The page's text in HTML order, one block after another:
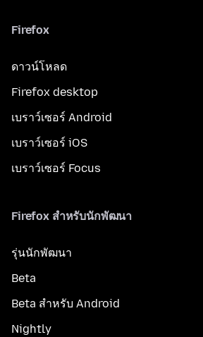
Firefox
ดาวน์โหลด
Firefox desktop
เบราว์เซอร์ Android
เบราว์เซอร์ iOS
เบราว์เซอร์ Focus
Firefox สำหรับนักพัฒนา
รุ่นนักพัฒนา
Beta
Beta สำหรับ Android
Nightly